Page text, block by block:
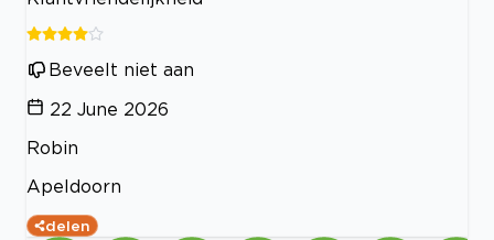
Beveelt niet aan
22 June 2026
Robin
Apeldoorn
delen